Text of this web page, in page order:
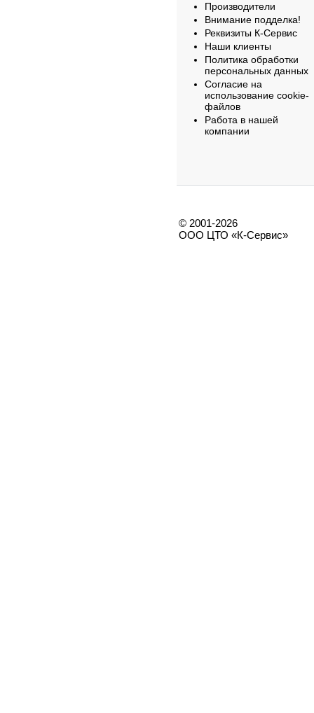
Производители
Внимание подделка!
Реквизиты К-Сервис
Наши клиенты
Политика обработки
персональных данных
Согласие на
использование cookie-
файлов
Работа в нашей
компании
© 2001-2026
ООО ЦТО «К-Сервис»